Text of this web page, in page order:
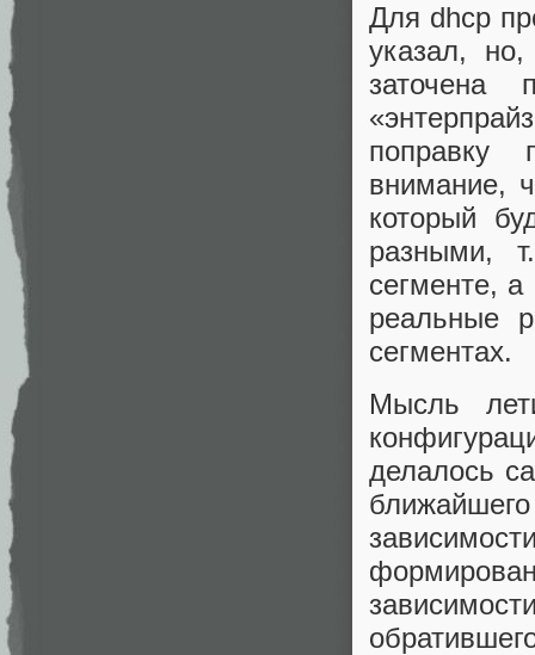
Для dhcp
указал,
поправку
внимание,
который
разными,
сегменте,
реальные
сегментах.
Мысль
делалось